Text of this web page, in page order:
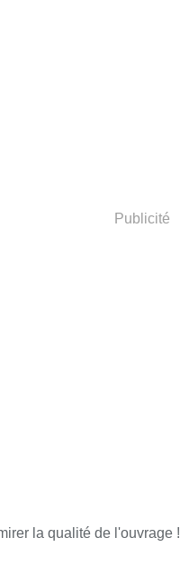
Publicité
la qualité de l'ouvrage !